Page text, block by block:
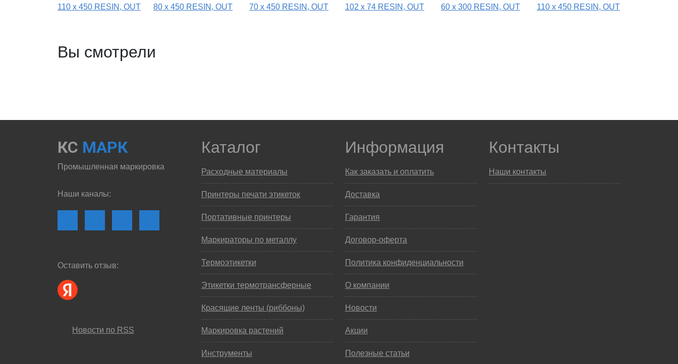
110 х 450 RESIN, OUT
80 х 450 RESIN, OUT
70 х 450 RESIN, OUT
102 х 74 RESIN, OUT
60 х 300 RESIN, OUT
110 х 450 RESIN, OUT
Вы смотрели
КС МАРК
Промышленная маркировка
Наши каналы:
Оставить отзыв:
Новости по RSS
Каталог
Расходные материалы
Принтеры печати этикеток
Портативные принтеры
Маркираторы по металлу
Термоэтикетки
Этикетки термотрансферные
Красящие ленты (риббоны)
Маркировка растений
Инструменты
Информация
Как заказать и оплатить
Доставка
Гарантия
Договор-оферта
Политика конфиденциальности
О компании
Новости
Акции
Полезные статьи
Контакты
Наши контакты